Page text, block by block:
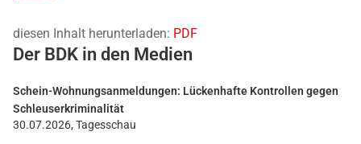
diesen Inhalt herunterladen: PDF
Der BDK in den Medien
Schein-Wohnungsanmeldungen: Lückenhafte Kontrollen gegen
Schleuserkriminalität
30.07.2026, Tagesschau